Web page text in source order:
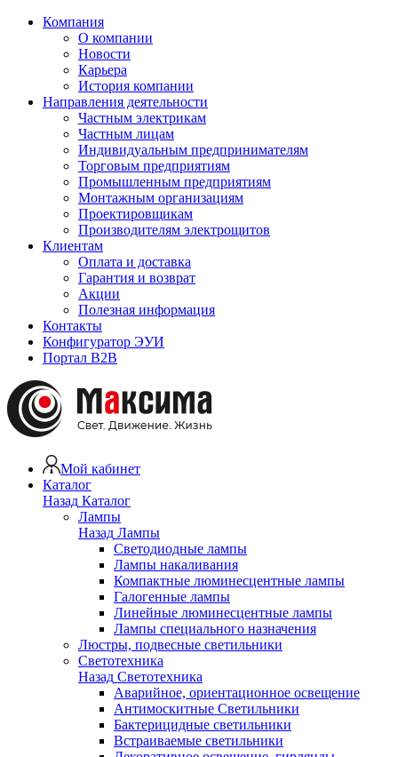
Компания
О компании
Новости
Карьера
История компании
Направления деятельности
Частным электрикам
Частным лицам
Индивидуальным предпринимателям
Торговым предприятиям
Промышленным предприятиям
Монтажным организациям
Проектировщикам
Производителям электрощитов
Клиентам
Оплата и доставка
Гарантия и возврат
Акции
Полезная информация
Контакты
Конфигуратор ЭУИ
Портал B2B
Мой кабинет
Каталог
Назад Каталог
Лампы
Назад Лампы
Светодиодные лампы
Лампы накаливания
Компактные люминесцентные лампы
Галогенные лампы
Линейные люминесцентные лампы
Лампы специального назначения
Люстры, подвесные светильники
Светотехника
Назад Светотехника
Аварийное, ориентационное освещение
Антимоскитные Светильники
Бактерицидные светильники
Встраиваемые светильники